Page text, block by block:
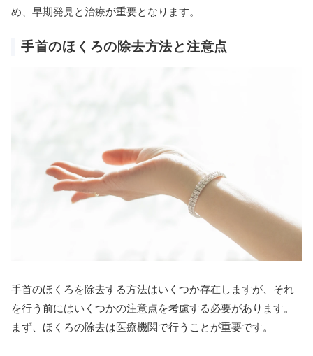
め、早期発見と治療が重要となります。
手首のほくろの除去方法と注意点
手首のほくろを除去する方法はいくつか存在しますが、それ
を行う前にはいくつかの注意点を考慮する必要があります。
まず、ほくろの除去は医療機関で行うことが重要です。